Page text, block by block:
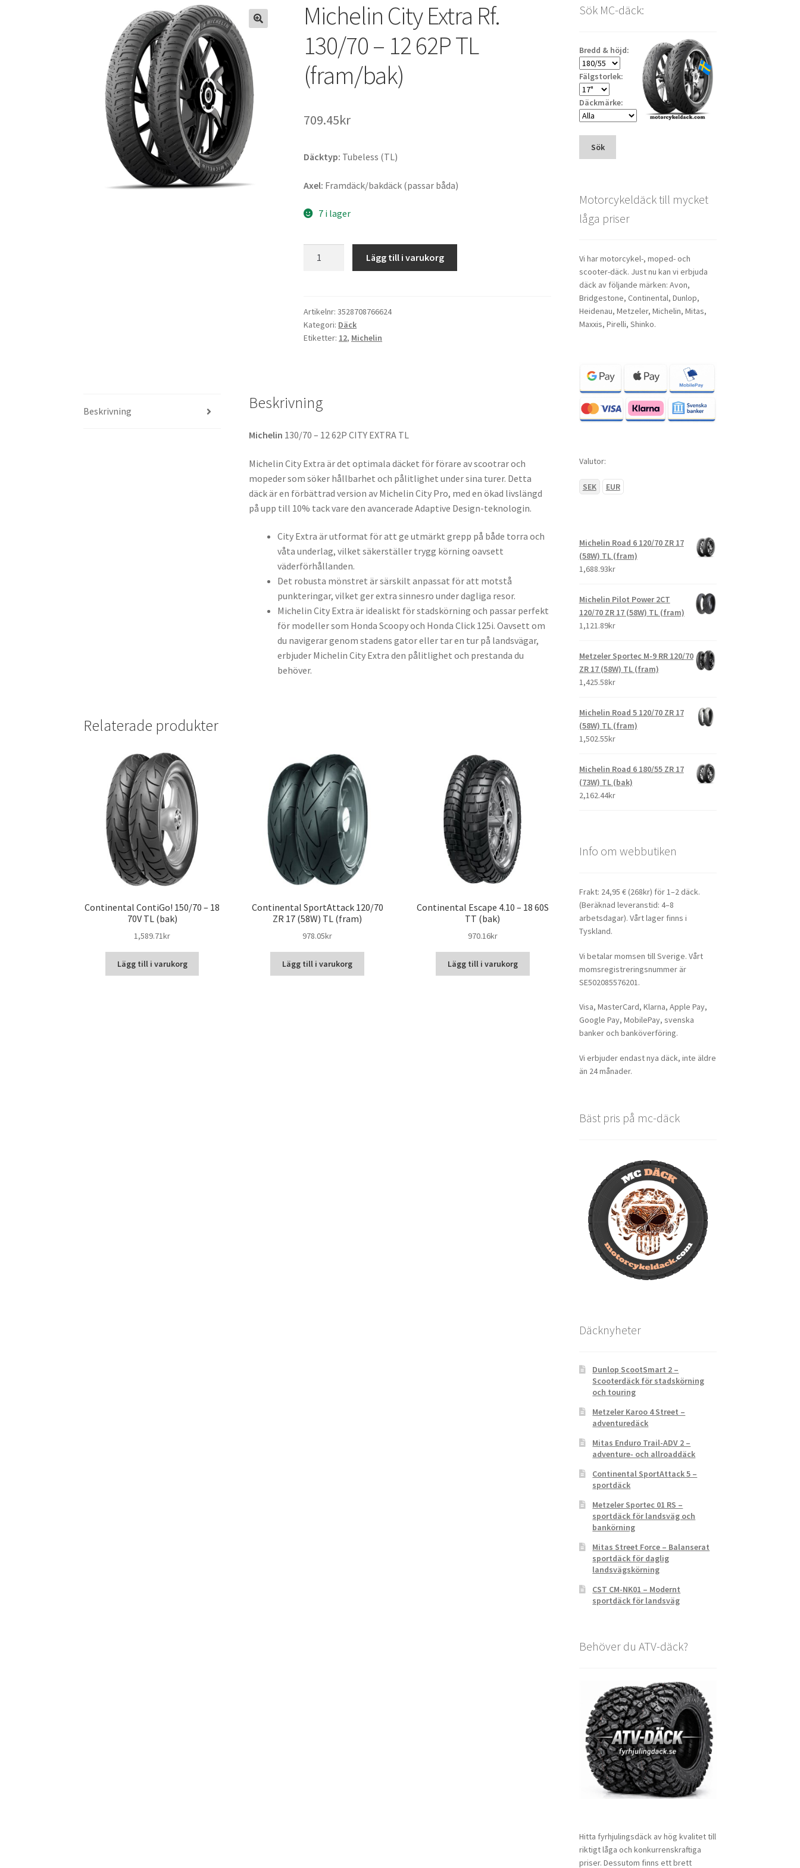
Michelin City Extra Rf.
130/70 – 12 62P TL
(fram/bak)
709.45kr
Däcktyp: Tubeless (TL)
Axel: Framdäck/bakdäck (passar båda)
7 i lager
130/70
-
12
mängd
Lägg till i varukorg
Artikelnr:3528708766624
Kategori: Däck
Etiketter: 12, Michelin
Beskrivning Beskrivning
Michelin 130/70 – 12 62P CITY EXTRA TL
Michelin City Extra är det optimala däcket för förare av scootrar och
mopeder som söker hållbarhet och pålitlighet under sina turer. Detta
däck är en förbättrad version av Michelin City Pro, med en ökad livslängd
på upp till 10% tack vare den avancerade Adaptive Design-teknologin.
City Extra är utformat för att ge utmärkt grepp på både torra och
våta underlag, vilket säkerställer trygg körning oavsett
väderförhållanden.
Det robusta mönstret är särskilt anpassat för att motstå
punkteringar, vilket ger extra sinnesro under dagliga resor.
Michelin City Extra är idealiskt för stadskörning och passar perfekt
för modeller som Honda Scoopy och Honda Click 125i. Oavsett om
du navigerar genom stadens gator eller tar en tur på landsvägar,
erbjuder Michelin City Extra den pålitlighet och prestanda du
behöver.
Relaterade produkter
Continental ContiGo! 150/70 – 18
70V TL (bak)
1,589.71kr
Lägg till i varukorg
Continental SportAttack 120/70
ZR 17 (58W) TL (fram)
978.05kr
Lägg till i varukorg
Continental Escape 4.10 – 18 60S
TT (bak)
970.16kr
Lägg till i varukorg
Sök MC-däck:
Bredd & höjd:
Fälgstorlek:
Däckmärke:
Sök
Motorcykeldäck till mycket
låga priser
Vi har motorcykel-, moped- och
scooter-däck. Just nu kan vi erbjuda
däck av följande märken: Avon,
Bridgestone, Continental, Dunlop,
Heidenau, Metzeler, Michelin, Mitas,
Maxxis, Pirelli, Shinko.
Valutor:
SEK EUR
Michelin Road 6 120/70 ZR 17
(58W) TL (fram)
1,688.93kr
Michelin Pilot Power 2CT
120/70 ZR 17 (58W) TL (fram)
1,121.89kr
Metzeler Sportec M-9 RR 120/70
ZR 17 (58W) TL (fram)
1,425.58kr
Michelin Road 5 120/70 ZR 17
(58W) TL (fram)
1,502.55kr
Michelin Road 6 180/55 ZR 17
(73W) TL (bak)
2,162.44kr
Info om webbutiken
Frakt: 24,95 € (268kr) för 1–2 däck.
(Beräknad leveranstid: 4–8
arbetsdagar). Vårt lager finns i
Tyskland.
Vi betalar momsen till Sverige. Vårt
momsregistreringsnummer är
SE502085576201.
Visa, MasterCard, Klarna, Apple Pay,
Google Pay, MobilePay, svenska
banker och banköverföring.
Vi erbjuder endast nya däck, inte äldre
än 24 månader.
Bäst pris på mc-däck
Däcknyheter
Dunlop ScootSmart 2 –
Scooterdäck för stadskörning
och touring
Metzeler Karoo 4 Street –
adventuredäck
Mitas Enduro Trail-ADV 2 –
adventure- och allroaddäck
Continental SportAttack 5 –
sportdäck
Metzeler Sportec 01 RS –
sportdäck för landsväg och
bankörning
Mitas Street Force – Balanserat
sportdäck för daglig
landsvägskörning
CST CM-NK01 – Modernt
sportdäck för landsväg
Behöver du ATV-däck?
Hitta fyrhjulingsdäck av hög kvalitet till
riktigt låga och konkurrenskraftiga
priser. Dessutom finns ett brett